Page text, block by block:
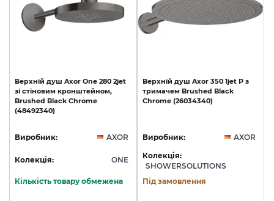
Верхній душ Axor One 280 2jet
зі стіновим кронштейном,
Brushed Black Chrome
(48492340)
Виробник: AXOR
Колекція: ONE
Кількість товару обмежена
Верхній душ Axor 350 1jet P з
тримачем Brushed Black
Chrome (26034340)
Виробник:
AXOR
Колекція:
SHOWERSOLUTIONS
Під замовлення